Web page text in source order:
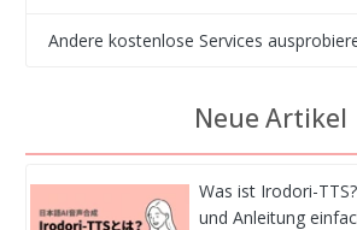
Andere kostenlose Services
Neue Artikel
Was ist Irodori-
und Anleitung